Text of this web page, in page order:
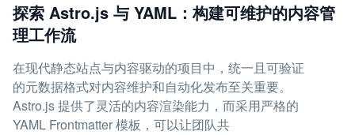
探索 Astro.js 与 YAML：构建可维护的内容管
理工作流
在现代静态站点与内容驱动的项目中，统一且可验证
的元数据格式对内容维护和自动化发布至关重要。
Astro.js 提供了灵活的内容渲染能力，而采用严格的
YAML Frontmatter 模板，可以让团队共